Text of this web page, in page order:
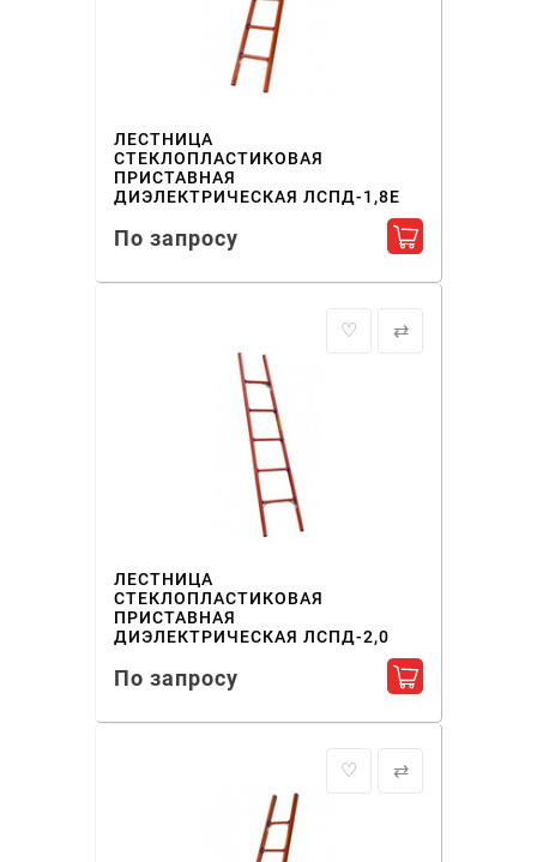
ЛЕСТНИЦА
СТЕКЛОПЛАСТИКОВАЯ
ПРИСТАВНАЯ
ДИЭЛЕКТРИЧЕСКАЯ ЛСПД-1,8Е
По запросу Добавить в
♡ ⇄
ЛЕСТНИЦА
СТЕКЛОПЛАСТИКОВАЯ
ПРИСТАВНАЯ
ДИЭЛЕКТРИЧЕСКАЯ ЛСПД-2,0
По запросу Добавить в
♡ ⇄